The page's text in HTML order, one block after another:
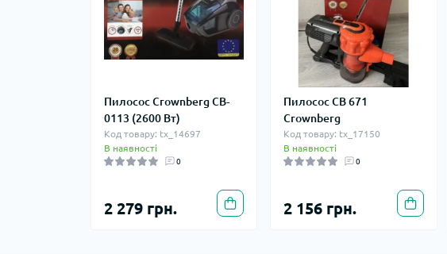
Пилосос Crownberg CB-
0113 (2600 Вт)
Код товару: tx_14697
В наявності
0
2 279 грн.
Пилосос CB 671
Crownberg
Код товару: tx_17150
В наявності
0
2 156 грн.